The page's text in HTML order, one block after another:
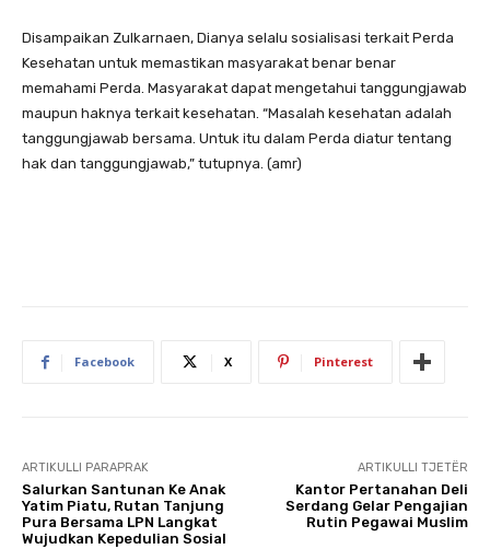
Disampaikan Zulkarnaen, Dianya selalu sosialisasi terkait Perda
Kesehatan untuk memastikan masyarakat benar benar
memahami Perda. Masyarakat dapat mengetahui tanggungjawab
maupun haknya terkait kesehatan. “Masalah kesehatan adalah
tanggungjawab bersama. Untuk itu dalam Perda diatur tentang
hak dan tanggungjawab,” tutupnya. (amr)
Facebook X Pinterest
ARTIKULLI PARAPRAK
Salurkan Santunan Ke Anak
Yatim Piatu, Rutan Tanjung
Pura Bersama LPN Langkat
Wujudkan Kepedulian Sosial
ARTIKULLI TJETËR
Kantor Pertanahan Deli
Serdang Gelar Pengajian
Rutin Pegawai Muslim